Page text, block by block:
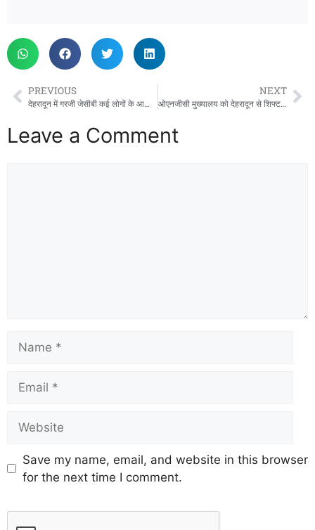
PREVIOUS
देहरादून में गरजी जेसीबी कई लोगों के आशियाने हुए ध्वस्त
NEXT
ओएनजीसी मुख्यालय को देहरादून से शिफ्ट करने की तैयारी।यूनियन ने मुख्यमंत्री से दखल की गुहार लगाई
Leave a Comment
Save my name, email, and website in this browser
for the next time I comment.